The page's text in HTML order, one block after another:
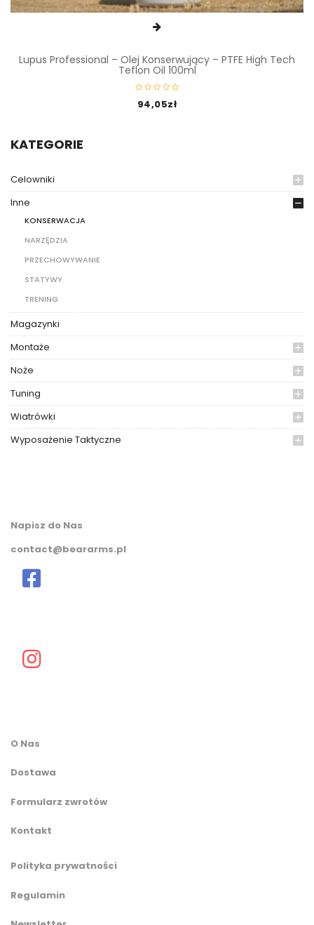
KATEGORIE
Celowniki
Inne
KONSERWACJA
NARZĘDZIA
PRZECHOWYWANIE
STATYWY
TRENING
Magazynki
Montaże
Noże
Tuning
Wiatrówki
Wyposażenie Taktyczne
Lupus Professional – Olej Konserwujący – PTFE High Tech
Teflon Oil 100ml
94,05zł
Napisz do Nas
contact@beararms.pl
O Nas
Dostawa
Formularz zwrotów
Kontakt
Polityka prywatności
Regulamin